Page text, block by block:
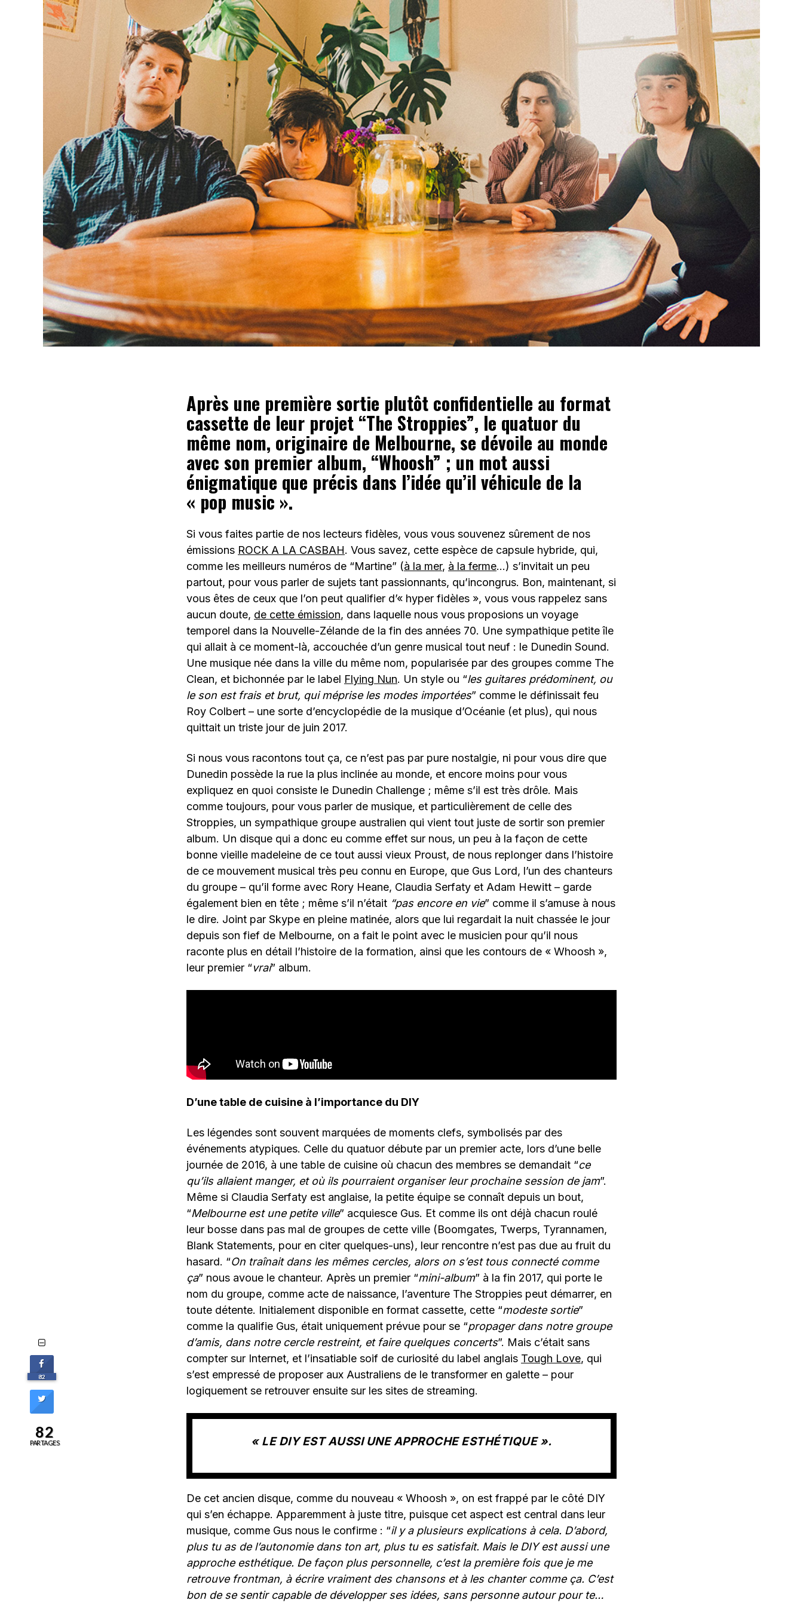
Après une première sortie plutôt confidentielle au format
cassette de leur projet “The Stroppies”, le quatuor du
même nom, originaire de Melbourne, se dévoile au monde
avec son premier album, “Whoosh” ; un mot aussi
énigmatique que précis dans l’idée qu’il véhicule de la
« pop music ».
Si vous faites partie de nos lecteurs fidèles, vous vous souvenez sûrement de nos
émissions ROCK A LA CASBAH. Vous savez, cette espèce de capsule hybride, qui,
comme les meilleurs numéros de “Martine” (à la mer, à la ferme…) s’invitait un peu
partout, pour vous parler de sujets tant passionnants, qu’incongrus. Bon, maintenant, si
vous êtes de ceux que l’on peut qualifier d’« hyper fidèles », vous vous rappelez sans
aucun doute, de cette émission, dans laquelle nous vous proposions un voyage
temporel dans la Nouvelle-Zélande de la fin des années 70. Une sympathique petite île
qui allait à ce moment-là, accouchée d’un genre musical tout neuf : le Dunedin Sound.
Une musique née dans la ville du même nom, popularisée par des groupes comme The
Clean, et bichonnée par le label Flying Nun. Un style ou “les guitares prédominent, ou
le son est frais et brut, qui méprise les modes importées” comme le définissait feu
Roy Colbert – une sorte d’encyclopédie de la musique d’Océanie (et plus), qui nous
quittait un triste jour de juin 2017.
Si nous vous racontons tout ça, ce n’est pas par pure nostalgie, ni pour vous dire que
Dunedin possède la rue la plus inclinée au monde, et encore moins pour vous
expliquez en quoi consiste le Dunedin Challenge ; même s’il est très drôle. Mais
comme toujours, pour vous parler de musique, et particulièrement de celle des
Stroppies, un sympathique groupe australien qui vient tout juste de sortir son premier
album. Un disque qui a donc eu comme effet sur nous, un peu à la façon de cette
bonne vieille madeleine de ce tout aussi vieux Proust, de nous replonger dans l’histoire
de ce mouvement musical très peu connu en Europe, que Gus Lord, l’un des chanteurs
du groupe – qu’il forme avec Rory Heane, Claudia Serfaty et Adam Hewitt – garde
également bien en tête ; même s’il n’était “pas encore en vie” comme il s’amuse à nous
le dire. Joint par Skype en pleine matinée, alors que lui regardait la nuit chassée le jour
depuis son fief de Melbourne, on a fait le point avec le musicien pour qu’il nous
raconte plus en détail l’histoire de la formation, ainsi que les contours de « Whoosh »,
leur premier “vrai” album.
D’une table de cuisine à l’importance du DIY
Les légendes sont souvent marquées de moments clefs, symbolisés par des
événements atypiques. Celle du quatuor débute par un premier acte, lors d’une belle
journée de 2016, à une table de cuisine où chacun des membres se demandait “ce
qu’ils allaient manger, et où ils pourraient organiser leur prochaine session de jam”.
Même si Claudia Serfaty est anglaise, la petite équipe se connaît depuis un bout,
“Melbourne est une petite ville” acquiesce Gus. Et comme ils ont déjà chacun roulé
leur bosse dans pas mal de groupes de cette ville (Boomgates, Twerps, Tyrannamen,
Blank Statements, pour en citer quelques-uns), leur rencontre n’est pas due au fruit du
hasard. “On traînait dans les mêmes cercles, alors on s’est tous connecté comme
ça” nous avoue le chanteur. Après un premier “mini-album” à la fin 2017, qui porte le
nom du groupe, comme acte de naissance, l’aventure The Stroppies peut démarrer, en
toute détente. Initialement disponible en format cassette, cette “modeste sortie”
comme la qualifie Gus, était uniquement prévue pour se “propager dans notre groupe
d’amis, dans notre cercle restreint, et faire quelques concerts”. Mais c’était sans
compter sur Internet, et l’insatiable soif de curiosité du label anglais Tough Love, qui
s’est empressé de proposer aux Australiens de le transformer en galette – pour
logiquement se retrouver ensuite sur les sites de streaming.
« LE DIY EST AUSSI UNE APPROCHE ESTHÉTIQUE ».
De cet ancien disque, comme du nouveau « Whoosh », on est frappé par le côté DIY
qui s’en échappe. Apparemment à juste titre, puisque cet aspect est central dans leur
musique, comme Gus nous le confirme : “il y a plusieurs explications à cela. D’abord,
plus tu as de l’autonomie dans ton art, plus tu es satisfait. Mais le DIY est aussi une
approche esthétique. De façon plus personnelle, c’est la première fois que je me
retrouve frontman, à écrire vraiment des chansons et à les chanter comme ça. C’est
bon de se sentir capable de développer ses idées, sans personne autour pour te…
82
82
PARTAGES